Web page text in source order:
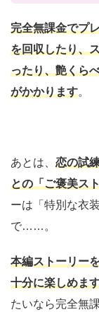
完全無課金でプ
を回収したり、
ったり、艶くら
がかかります。
あとは、 恋の試
との「ご褒美ス
ーは「特別な衣
で……。
本編ストーリー
十分に楽しめま
たいなら完全無